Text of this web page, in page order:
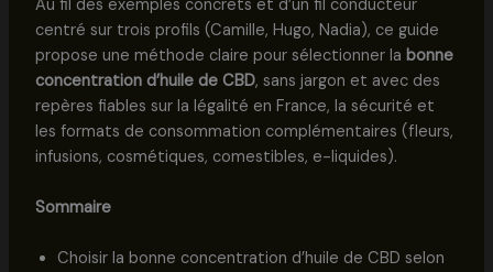
Au fil des exemples concrets et d’un fil conducteur
centré sur trois profils (Camille, Hugo, Nadia), ce guide
propose une méthode claire pour sélectionner la bonne
concentration d’huile de CBD, sans jargon et avec des
repères fiables sur la légalité en France, la sécurité et
les formats de consommation complémentaires (fleurs,
infusions, cosmétiques, comestibles, e-liquides).
Sommaire
Choisir la bonne concentration d’huile de CBD selon